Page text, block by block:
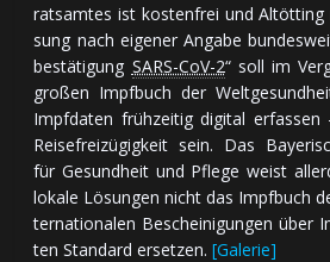
rats­am­tes ist kos­ten­frei und
sung nach ei­ge­ner An­ga­be
be­stä­ti­gung SARS-CoV-2“ soll im
gro­ßen Impf­buch der
Impf­daten früh­zei­tig di­gi­tal
Rei­se­frei­zü­gig­keit sein. Das
für Ge­sund­heit und Pfle­ge weist
lo­ka­le Lö­sun­gen nicht das Impf­buch
ter­na­tio­na­len Be­schei­ni­gun­gen über
ten Stan­dard er­set­zen.[Galerie]